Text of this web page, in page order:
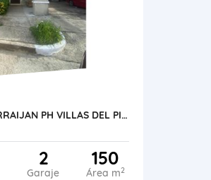
ALQUILER CASA EN ARRAIJAN PH VILLAS DEL PINAR
2
Garaje
150
Área m2